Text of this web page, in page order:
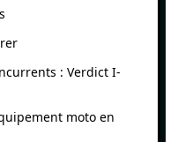
: Verdict I-
moto en